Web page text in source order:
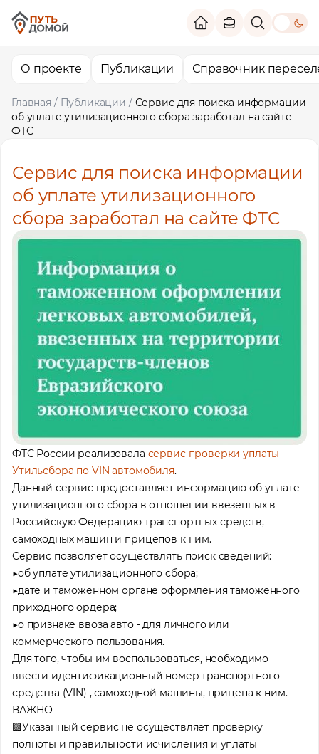
theme
О проекте Публикации Справочник
Главная / Публикации / Сервис для поиска информации
об уплате утилизационного сбора заработал на сайте
ФТС
Сервис для поиска информации
об уплате утилизационного
сбора заработал на сайте ФТС
ФТС России реализовала сервис проверки уплаты
Утильсбора по VIN автомобиля.
Данный сервис предоставляет информацию об уплате
утилизационного сбора в отношении ввезенных в
Российскую Федерацию транспортных средств,
самоходных машин и прицепов к ним.
Сервис позволяет осуществлять поиск сведений:
▶️об уплате утилизационного сбора;
▶️дате и таможенном органе оформления таможенного
приходного ордера;
▶️о признаке ввоза авто - для личного или
коммерческого пользования.
Для того, чтобы им воспользоваться, необходимо
ввести идентификационный номер транспортного
средства (VIN) , самоходной машины, прицепа к ним.
ВАЖНО
🟩Указанный сервис не осуществляет проверку
полноты и правильности исчисления и уплаты